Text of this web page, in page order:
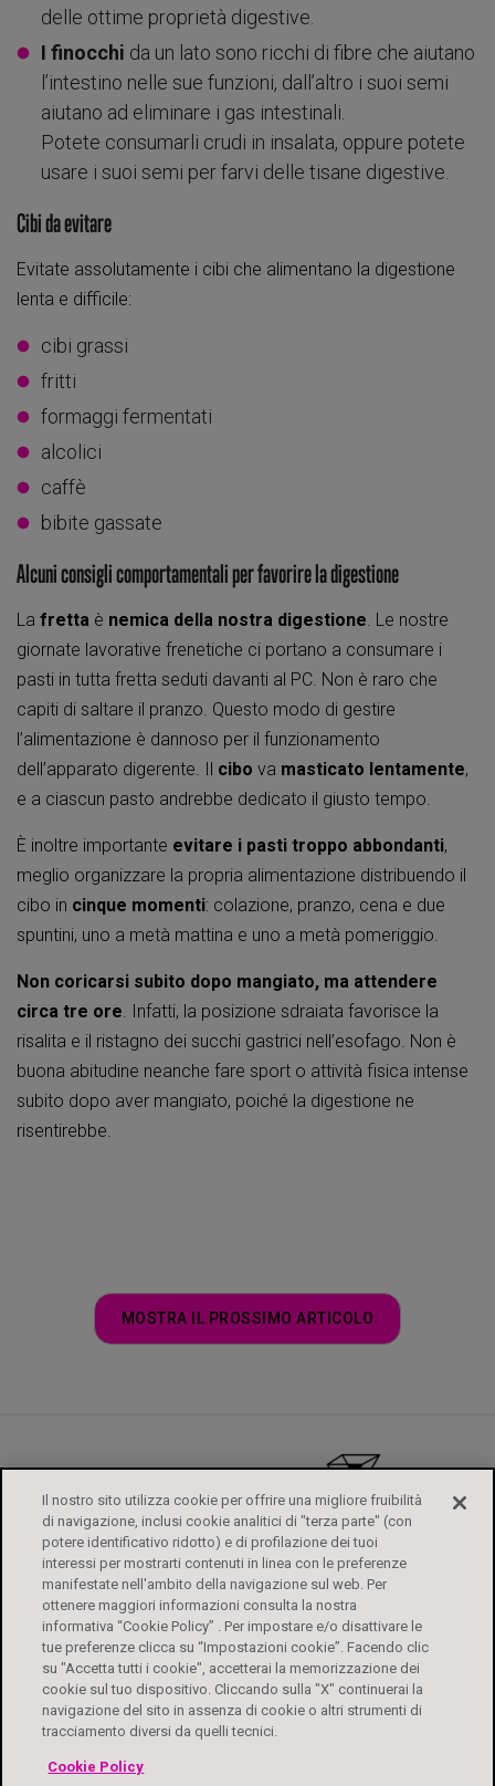
delle ottime proprietà digestive.
I finocchi da un lato sono ricchi di fibre che aiutano
l’intestino nelle sue funzioni, dall’altro i suoi semi
aiutano ad eliminare i gas intestinali.
Potete consumarli crudi in insalata, oppure potete
usare i suoi semi per farvi delle tisane digestive.
Cibi da evitare
Evitate assolutamente i cibi che alimentano la digestione
lenta e difficile:
cibi grassi
fritti
formaggi fermentati
alcolici
caffè
bibite gassate
Alcuni consigli comportamentali per favorire la digestione
La fretta è nemica della nostra digestione . Le nostre
giornate lavorative frenetiche ci portano a consumare i
pasti in tutta fretta seduti davanti al PC. Non è raro che
capiti di saltare il pranzo. Questo modo di gestire
l’alimentazione è dannoso per il funzionamento
dell’apparato digerente. Il cibo va masticato lentamente,
e a ciascun pasto andrebbe dedicato il giusto tempo.
È inoltre importante evitare i pasti troppo abbondanti,
meglio organizzare la propria alimentazione distribuendo il
cibo in cinque momenti: colazione, pranzo, cena e due
spuntini, uno a metà mattina e uno a metà pomeriggio.
Non coricarsi subito dopo mangiato, ma attendere
circa tre ore . Infatti, la posizione sdraiata favorisce la
risalita e il ristagno dei succhi gastrici nell’esofago. Non è
buona abitudine neanche fare sport o attività fisica intense
subito dopo aver mangiato, poiché la digestione ne
risentirebbe.
MOSTRA IL PROSSIMO ARTICOLO
ALFASIGMA FOGLI ILLUSTRATIVI CONTATTI
PRIVACY POLICY
DIRITTI DEGLI INTERESSATI
COOKIE POLICY ACCESSIBILITÀ
Biochetasi Granulato Effervescente è un medicinale. Leggere attentamente il
foglio illustrativo. Aut. Min. 04/07/2023 e Aut. Min 22/11/2024. Biochetasi
Il nostro sito utilizza cookie per offrire una migliore fruibilità
di navigazione, inclusi cookie analitici di "terza parte" (con
potere identificativo ridotto) e di profilazione dei tuoi
interessi per mostrarti contenuti in linea con le preferenze
manifestate nell'ambito della navigazione sul web. Per
ottenere maggiori informazioni consulta la nostra
informativa “Cookie Policy” . Per impostare e/o disattivare le
tue preferenze clicca su “Impostazioni cookie”. Facendo clic
su "Accetta tutti i cookie", accetterai la memorizzazione dei
cookie sul tuo dispositivo. Cliccando sulla "X" continuerai la
navigazione del sito in assenza di cookie o altri strumenti di
tracciamento diversi da quelli tecnici.
Cookie Policy